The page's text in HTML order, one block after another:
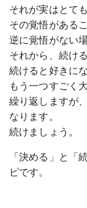
それが実はとて
その覚悟がある
逆に覚悟がない
それから、続け
続けると好きに
もう一つすごく
繰り返しますが
なります。
続けましょう。
「決める」と「
ピです。